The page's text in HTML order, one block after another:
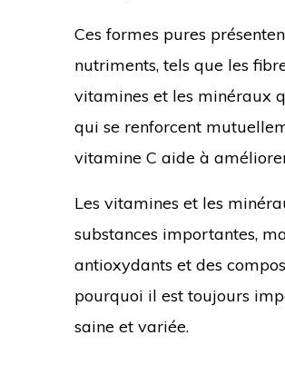
Ces formes pures
nutriments, tels que les
vitamines et les minéraux
qui se renforcent
vitamine C aide à
Les vitamines et les
substances importantes,
antioxydants et des
pourquoi il est toujours
saine et variée.